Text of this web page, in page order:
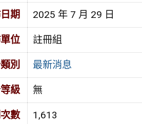
期 2025 年 7 月 29 日
位 註冊組
別 最新消息
級 無
數 1,613